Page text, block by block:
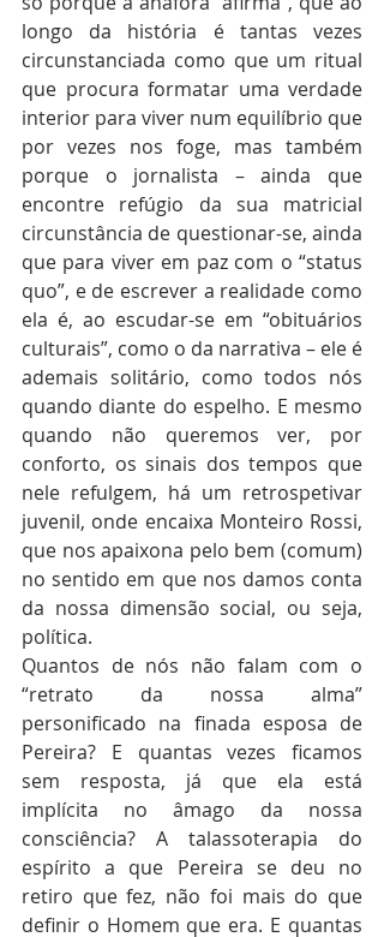
longo da história é tantas vezes
circunstanciada como que um ritual
que procura formatar uma verdade
interior para viver num equilíbrio que
por vezes nos foge, mas também
porque o jornalista – ainda que
encontre refúgio da sua matricial
circunstância de questionar-se, ainda
que para viver em paz com o “status
quo”, e de escrever a realidade como
ela é, ao escudar-se em “obituários
culturais”, como o da narrativa – ele é
ademais solitário, como todos nós
quando diante do espelho. E mesmo
quando não queremos ver, por
conforto, os sinais dos tempos que
nele refulgem, há um retrospetivar
juvenil, onde encaixa Monteiro Rossi,
que nos apaixona pelo bem (comum)
no sentido em que nos damos conta
da nossa dimensão social, ou seja,
política.
Quantos de nós não falam com o
“retrato da nossa alma”
personificado na finada esposa de
Pereira? E quantas vezes ficamos
sem resposta, já que ela está
implícita no âmago da nossa
consciência? A talassoterapia do
espírito a que Pereira se deu no
retiro que fez, não foi mais do que
definir o Homem que era. E quantas